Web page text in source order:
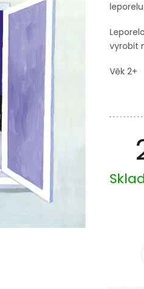
Měrná
cena:
leporelu.
vyrobit
Věk 2+